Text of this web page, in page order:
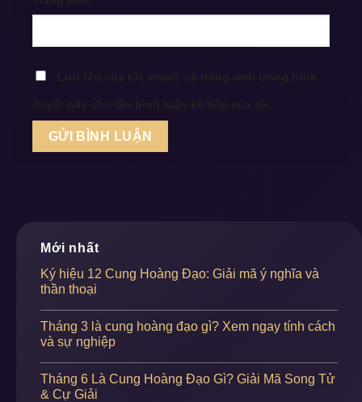
Mới nhất
Ký hiệu 12 Cung Hoàng Đạo: Giải mã ý nghĩa và
thần thoại
Tháng 3 là cung hoàng đạo gì? Xem ngay tính cách
và sự nghiệp
Tháng 6 Là Cung Hoàng Đạo Gì? Giải Mã Song Tử
& Cự Giải